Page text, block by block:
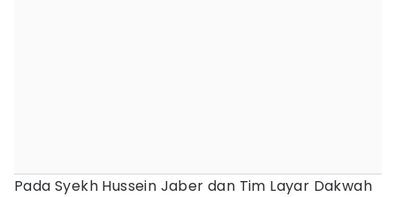
Pada Syekh Hussein Jaber dan Tim Layar Dakwah